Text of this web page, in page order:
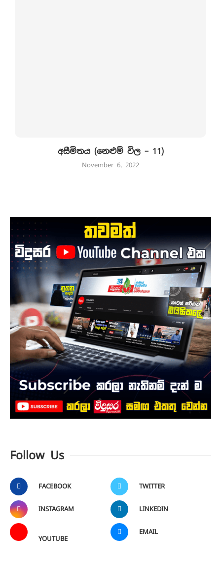
අසීමිතය (නෙළුම් විල – 11)
November 6, 2022
Follow Us
FACEBOOK TWITTER
INSTAGRAM LINKEDIN
YOUTUBE
EMAIL